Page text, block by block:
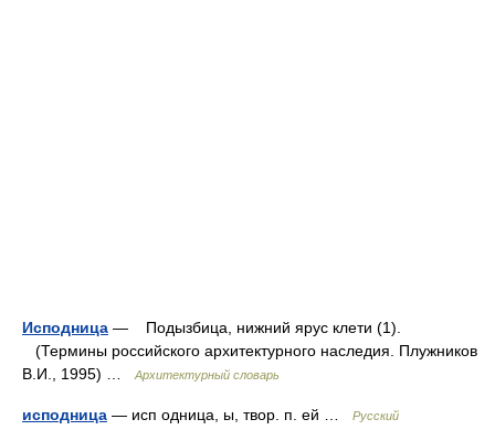
Исподница — Подызбица, нижний ярус клети (1).
(Термины российского архитектурного наследия. Плужников
В.И., 1995) …
Архитектурный словарь
исподница — исп одница, ы, твор. п. ей …
Русский